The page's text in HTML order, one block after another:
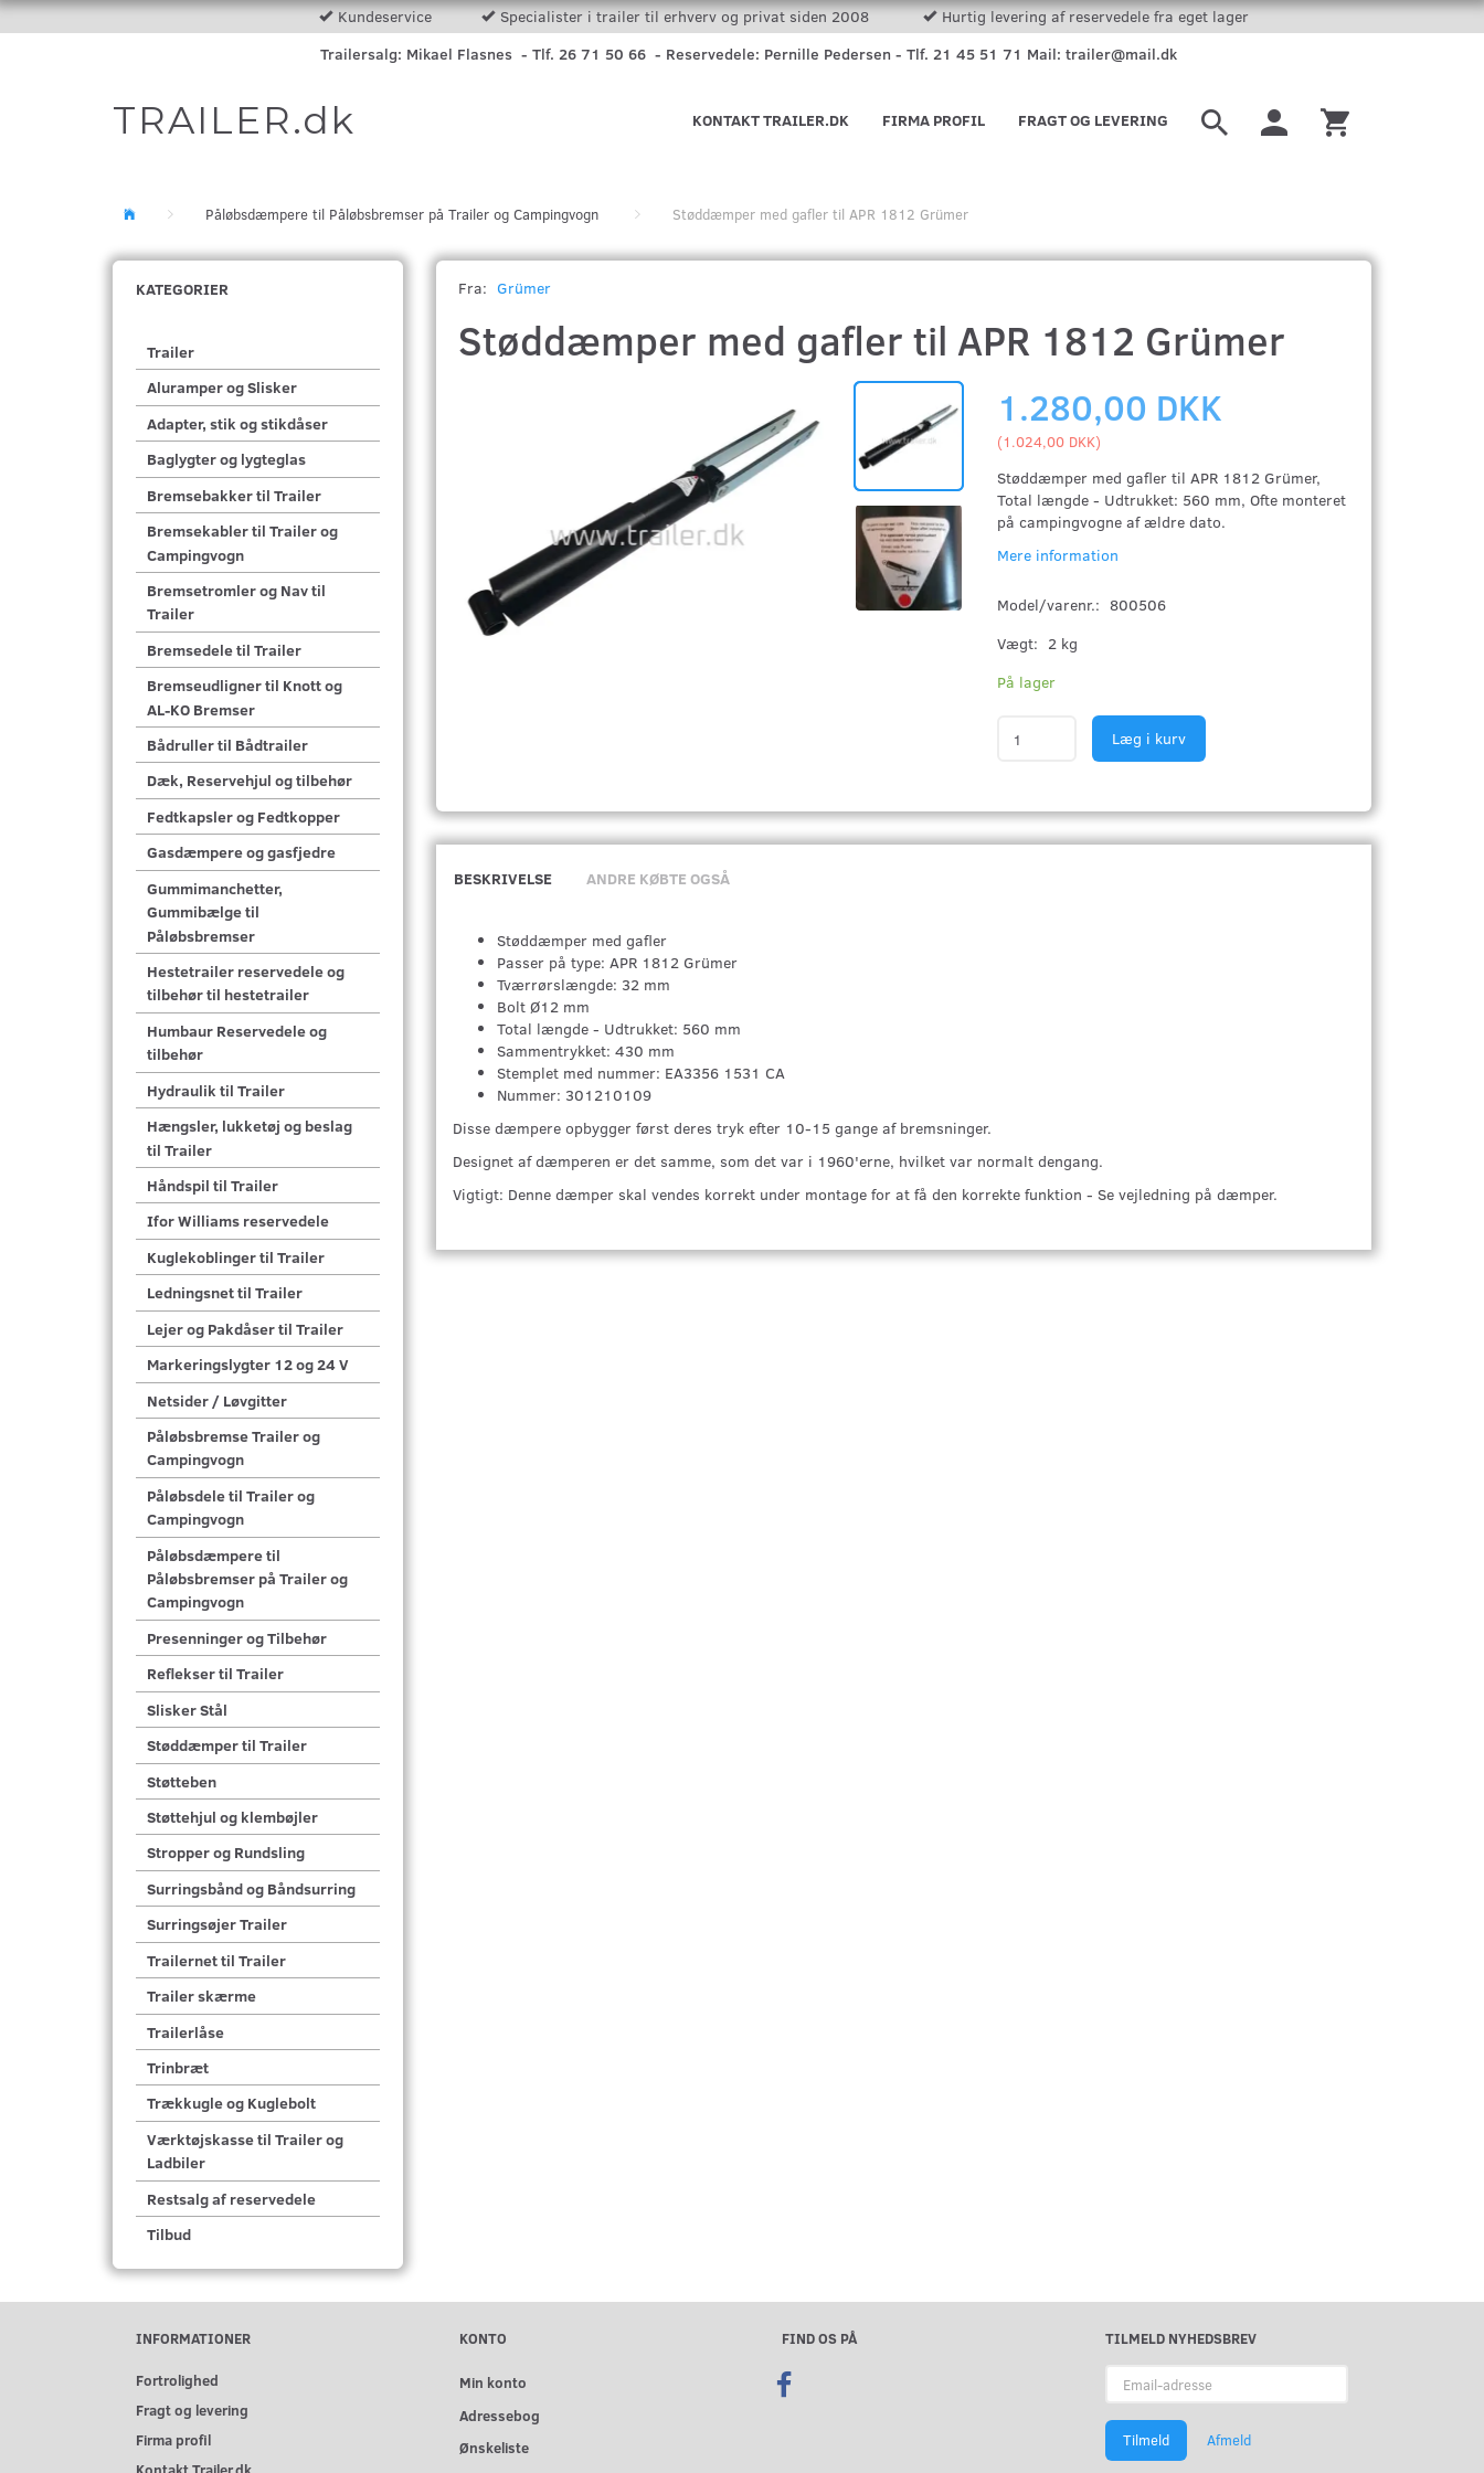
Kundeservice Specialister i trailer til erhverv og privat siden 2008
Hurtig levering af reservedele fra eget lager
Trailersalg: Mikael Flasnes - Tlf. 26 71 50 66 - Reservedele: Pernille Pedersen - Tlf. 21 45 51 71 Mail: trailer@mail.dk
TRAILER.dk FRAGT OG LEVERING
FIRMA PROFIL
KONTAKT TRAILER.DK
Påløbsdæmpere til Påløbsbremser på Trailer og Campingvogn Støddæmper med gafler til APR 1812 Grümer
KATEGORIER
Trailer
Aluramper og Slisker
Adapter, stik og stikdåser
Baglygter og lygteglas
Bremsebakker til Trailer
Bremsekabler til Trailer og
Campingvogn
Bremsetromler og Nav til
Trailer
Bremsedele til Trailer
Bremseudligner til Knott og
AL-KO Bremser
Bådruller til Bådtrailer
Dæk, Reservehjul og tilbehør
Fedtkapsler og Fedtkopper
Gasdæmpere og gasfjedre
Gummimanchetter,
Gummibælge til
Påløbsbremser
Hestetrailer reservedele og
tilbehør til hestetrailer
Humbaur Reservedele og
tilbehør
Hydraulik til Trailer
Hængsler, lukketøj og beslag
til Trailer
Håndspil til Trailer
Ifor Williams reservedele
Kuglekoblinger til Trailer
Ledningsnet til Trailer
Lejer og Pakdåser til Trailer
Markeringslygter 12 og 24 V
Netsider / Løvgitter
Påløbsbremse Trailer og
Campingvogn
Påløbsdele til Trailer og
Campingvogn
Påløbsdæmpere til
Påløbsbremser på Trailer og
Campingvogn
Presenninger og Tilbehør
Reflekser til Trailer
Slisker Stål
Støddæmper til Trailer
Støtteben
Støttehjul og klembøjler
Stropper og Rundsling
Surringsbånd og Båndsurring
Surringsøjer Trailer
Trailernet til Trailer
Trailer skærme
Trailerlåse
Trinbræt
Trækkugle og Kuglebolt
Værktøjskasse til Trailer og
Ladbiler
Restsalg af reservedele
Tilbud
Fra: Grümer
Støddæmper med gafler til APR 1812 Grümer
1.280,00 DKK
(1.024,00 DKK)
Støddæmper med gafler til APR 1812 Grümer,
Total længde - Udtrukket: 560 mm, Ofte monteret
på campingvogne af ældre dato.
Mere information
Model/varenr.: 800506
Vægt: 2 kg
På lager
Læg i kurv
BESKRIVELSE ANDRE KØBTE OGSÅ
Støddæmper med gafler
Passer på type: APR 1812 Grümer
Tværrørslængde: 32 mm
Bolt Ø12 mm
Total længde - Udtrukket: 560 mm
Sammentrykket: 430 mm
Stemplet med nummer: EA3356 1531 CA
Nummer: 301210109
Disse dæmpere opbygger først deres tryk efter 10-15 gange af bremsninger.
Designet af dæmperen er det samme, som det var i 1960'erne, hvilket var normalt dengang.
Vigtigt: Denne dæmper skal vendes korrekt under montage for at få den korrekte funktion - Se vejledning på dæmper.
INFORMATIONER
Fortrolighed
Fragt og levering
Firma profil
KONTO
Min konto
Adressebog
Ønskeliste
FIND OS PÅ
TILMELD NYHEDSBREV
adresse
Tilmeld Afmeld